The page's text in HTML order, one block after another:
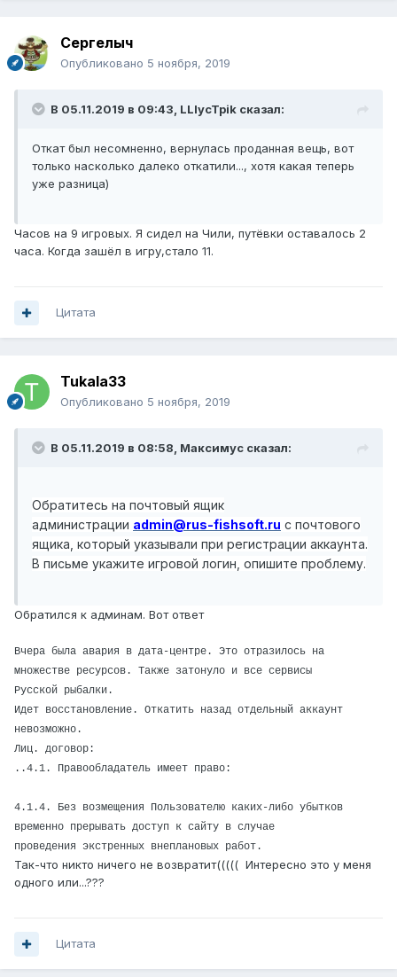
Сергелыч
Опубликовано 5 ноября, 2019
В 05.11.2019 в 09:43, LLIycTpik сказал:
Откат был несомненно, вернулась проданная вещь, вот
только насколько далеко откатили..., хотя какая теперь
уже разница)
Часов на 9 игровых. Я сидел на Чили, путёвки оставалось 2
часа. Когда зашёл в игру,стало 11.
Цитата
Tukala33
Опубликовано 5 ноября, 2019
В 05.11.2019 в 08:58, Максимус сказал:
Обратитесь на почтовый ящик
администрации admin@rus-fishsoft.ru с почтового
ящика, который указывали при регистрации аккаунта.
В письме укажите игровой логин, опишите проблему.
Обратился к админам. Вот ответ
Вчера была авария в дата-центре. Это отразилось на
множестве ресурсов. Также затонуло и все сервисы
Русской рыбалки.
Идет восстановление. Откатить назад отдельный аккаунт
невозможно.
Лиц. договор:
..4.1. Правообладатель имеет право:
4.1.4. Без возмещения Пользователю каких-либо убытков
временно прерывать доступ к сайту в случае
проведения экстренных внеплановых работ.
Так-что никто ничего не возвратит((((( Интересно это у меня
одного или...???
Цитата